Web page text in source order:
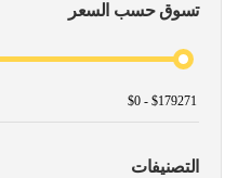
تسوق حسب السعر
التصنيفات